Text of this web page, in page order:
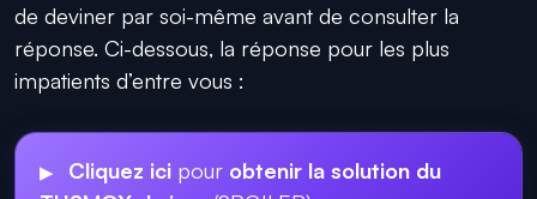
de deviner par soi-même avant de consulter la
réponse. Ci-dessous, la réponse pour les plus
impatients d’entre vous :
Cliquez ici pour obtenir la solution du